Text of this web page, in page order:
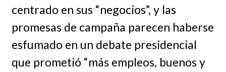
centrado en sus “negocios”, y las
promesas de campaña parecen haberse
esfumado en un debate presidencial
que prometió “más empleos, buenos y